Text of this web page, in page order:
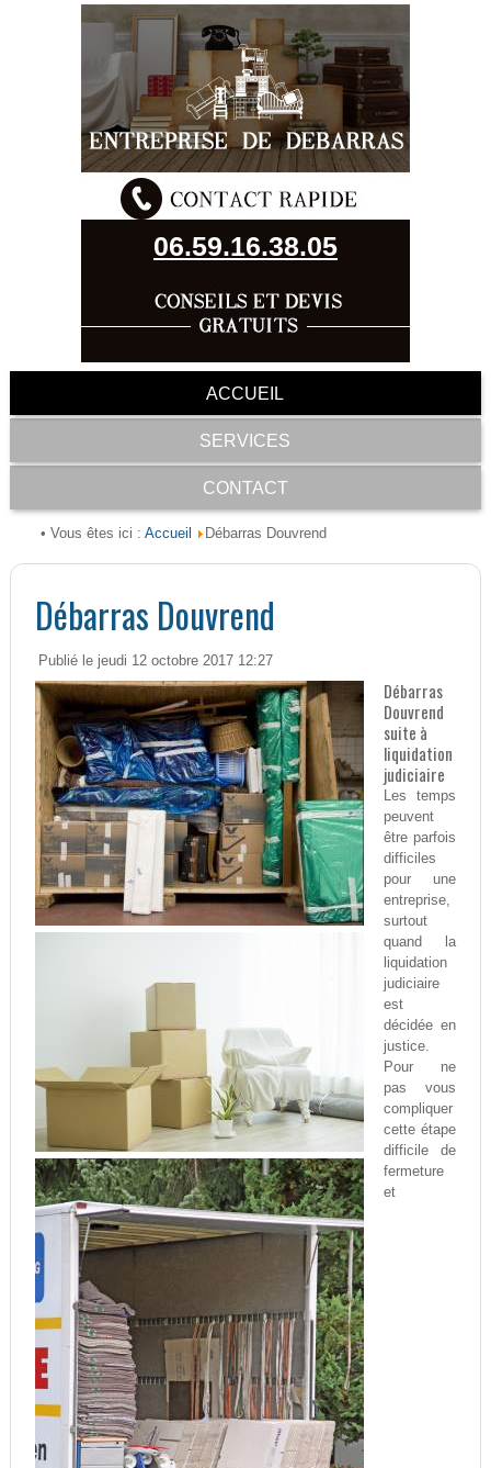
06.59.16.38.05
ACCUEIL
SERVICES
CONTACT
• Vous êtes ici : Accueil Débarras Douvrend
Débarras Douvrend
Publié le jeudi 12 octobre 2017 12:27
Débarras
Douvrend
suite à
liquidation
judiciaire
Les temps
peuvent
être parfois
difficiles
pour une
entreprise,
surtout
quand la
liquidation
judiciaire
est
décidée en
justice.
Pour ne
pas vous
compliquer
cette étape
difficile de
fermeture
et